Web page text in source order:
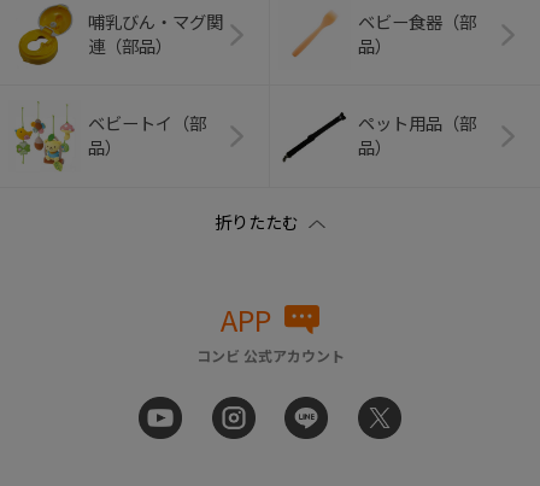
哺乳びん・マグ関
連（部品）
ベビー食器（部
品）
ベビートイ（部
品）
ペット用品（部
品）
APP
コンビ 公式アカウント